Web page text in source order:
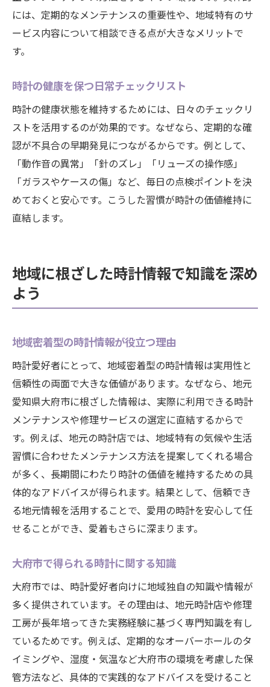
には、定期的なメンテナンスの重要性や、地域特有のサ
ービス内容について相談できる点が大きなメリットで
す。
時計の健康を保つ日常チェックリスト
時計の健康状態を維持するためには、日々のチェックリ
ストを活用するのが効果的です。なぜなら、定期的な確
認が不具合の早期発見につながるからです。例として、
「動作音の異常」「針のズレ」「リューズの操作感」
「ガラスやケースの傷」など、毎日の点検ポイントを決
めておくと安心です。こうした習慣が時計の価値維持に
直結します。
地域に根ざした時計情報で知識を深め
よう
地域密着型の時計情報が役立つ理由
時計愛好者にとって、地域密着型の時計情報は実用性と
信頼性の両面で大きな価値があります。なぜなら、地元
愛知県大府市に根ざした情報は、実際に利用できる時計
メンテナンスや修理サービスの選定に直結するからで
す。例えば、地元の時計店では、地域特有の気候や生活
習慣に合わせたメンテナンス方法を提案してくれる場合
が多く、長期間にわたり時計の価値を維持するための具
体的なアドバイスが得られます。結果として、信頼でき
る地元情報を活用することで、愛用の時計を安心して任
せることができ、愛着もさらに深まります。
大府市で得られる時計に関する知識
大府市では、時計愛好者向けに地域独自の知識や情報が
多く提供されています。その理由は、地元時計店や修理
工房が長年培ってきた実務経験に基づく専門知識を有し
ているためです。例えば、定期的なオーバーホールのタ
イミングや、湿度・気温など大府市の環境を考慮した保
管方法など、具体的で実践的なアドバイスを受けること